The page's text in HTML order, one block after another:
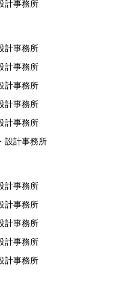
計事務所
計事務所
計事務所
計事務所
計事務所
計事務所
設計事務所
計事務所
計事務所
計事務所
計事務所
計事務所